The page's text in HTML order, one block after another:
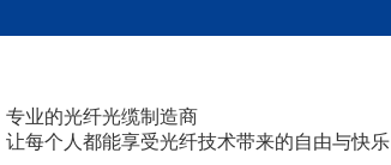
专业的光纤光缆制造商
让每个人都能享受光纤技术带来的自由与快乐